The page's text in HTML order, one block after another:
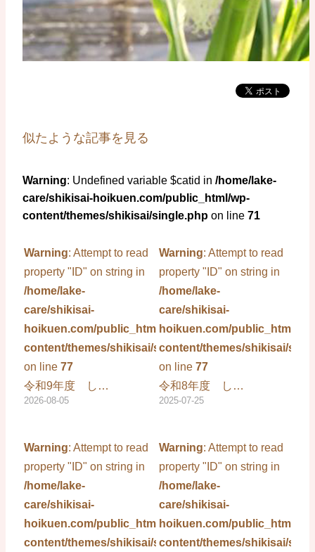
似たような記事を見る
Warning: Undefined variable $catid in /home/lake-
care/shikisai-hoikuen.com/public_html/wp-
content/themes/shikisai/single.php on line 71
Warning: Attempt to read
property "ID" on string in
/home/lake-
care/shikisai-
hoikuen.com/public_html/wp-
content/themes/shikisai/single.php
on line 77
令和9年度 し…
2026-08-05
Warning: Attempt to read
property "ID" on string in
/home/lake-
care/shikisai-
hoikuen.com/public_html/wp-
content/themes/shikisai/
on line 77
令和8年度 し…
2025-07-25
Warning: Attempt to read
property "ID" on string in
/home/lake-
care/shikisai-
hoikuen.com/public_html/wp-
content/themes/shikisai/single.php
Warning: Attempt to read
property "ID" on string in
/home/lake-
care/shikisai-
hoikuen.com/public_html/wp-
content/themes/shikisai/